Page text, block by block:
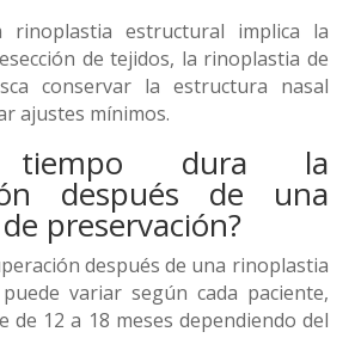
rinoplastia estructural implica la
de tejidos, la rinoplastia de
conservar la estructura nasal
ajustes mínimos.
tiempo dura la
después de una
preservación?
después de una rinoplastia
variar según cada paciente,
de 12 a 18 meses dependiendo del